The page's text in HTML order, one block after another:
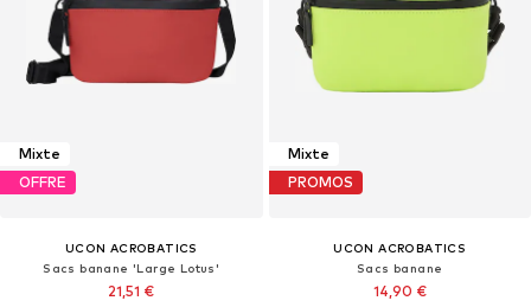
Mixte
OFFRE
UCON ACROBATICS
Sacs banane 'Large Lotus'
21,51 €
Mixte
PROMOS
UCON ACROBATICS
Sacs banane
14,90 €